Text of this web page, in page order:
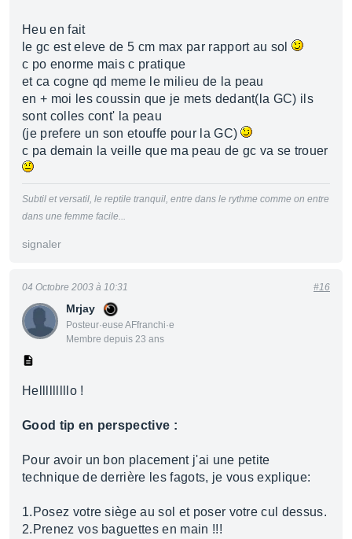
Heu en fait
le gc est eleve de 5 cm max par rapport au sol
c po enorme mais c pratique
et ca cogne qd meme le milieu de la peau
en + moi les coussin que je mets dedant(la GC) ils
sont colles cont' la peau
(je prefere un son etouffe pour la GC)
c pa demain la veille que ma peau de gc va se trouer
Subtil et versatil, le reptile tranquil, entre dans le rythme comme on entre
dans une femme facile...
signaler
Mrjay
Posteur·euse AFfranchi·e
Membre depuis 23 ans
04 Octobre 2003 à 10:31 #16
Helllllllllo !
Good tip en perspective :
Pour avoir un bon placement j'ai une petite
technique de derrière les fagots, je vous explique:
1.Posez votre siège au sol et poser votre cul dessus.
2.Prenez vos baguettes en main !!!